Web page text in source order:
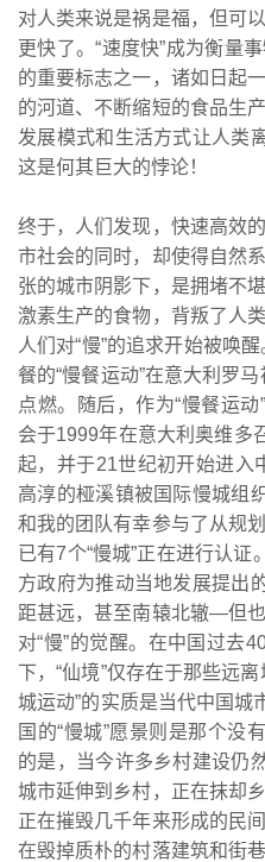
对人类来说是祸是福，但可
更快了。“速度快”成为衡量
的重要标志之一，诸如日起
的河道、不断缩短的食品生
发展模式和生活方式让人类
这是何其巨大的悖论！
终于，人们发现，快速高效
市社会的同时，却使得自然
张的城市阴影下，是拥堵不
激素生产的食物，背叛了人
人们对“慢”的追求开始被唤
餐的“慢餐运动”在意大利罗
点燃。随后，作为“慢餐运
会于1999年在意大利奥维多
起，并于21世纪初开始进入
高淳的桠溪镇被国际慢城组
和我的团队有幸参与了从规
已有7个“慢城”正在进行认证
方政府为推动当地发展提出
距甚远，甚至南辕北辙—但
对“慢”的觉醒。在中国过去
下，“仙境”仅存在于那些远
城运动”的实质是当代中国城
国的“慢城”愿景则是那个没
的是，当今许多乡村建设仍
城市延伸到乡村，正在抹却
正在摧毁几千年来形成的民
在毁掉质朴的村落建筑和街